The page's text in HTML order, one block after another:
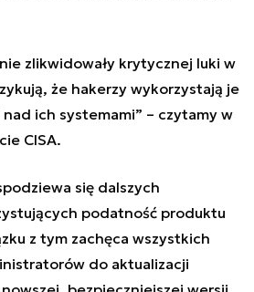
zlikwidowały krytycznej luki w
że hakerzy wykorzystają je
ich systemami” – czytamy w
CISA.
się dalszych
podatność produktu
z tym zachęca wszystkich
do aktualizacji